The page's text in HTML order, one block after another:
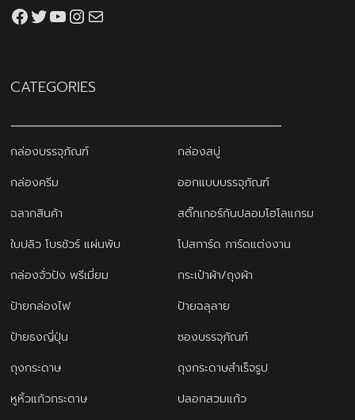
Facebook
Twitter
YouTube
Instagram
thaiprintshop.aw@gmail.com
CATEGORIES
กล่องบรรจุภัณฑ์
กล่องสบู่
กล่องครีม
ออกแบบบรรจุภัณฑ์
ฉลากสินค้า
สติ๊กเกอร์กันปลอมโฮโลแกรม
ใบปลิว โบรชัวร์ แผ่นพับ
โปสการ์ด การ์ดแต่งงาน
กล่องจั่วปัง พรีเมี่ยม
กระเป๋าผ้า/ถุงผ้า
ป้ายกล่องไฟ
ป้ายฉลุลาย
ป้ายธงญี่ปุ่น
ซองบรรจุภัณฑ์
ถุงกระดาษ
ถุงกระดาษสำเร็จรูป
หูหิ้วแก้วกระดาษ
ปลอกสวมแก้ว